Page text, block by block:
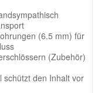
(6.5 mm) für
(Zubehör)
schützt den Inhalt vor